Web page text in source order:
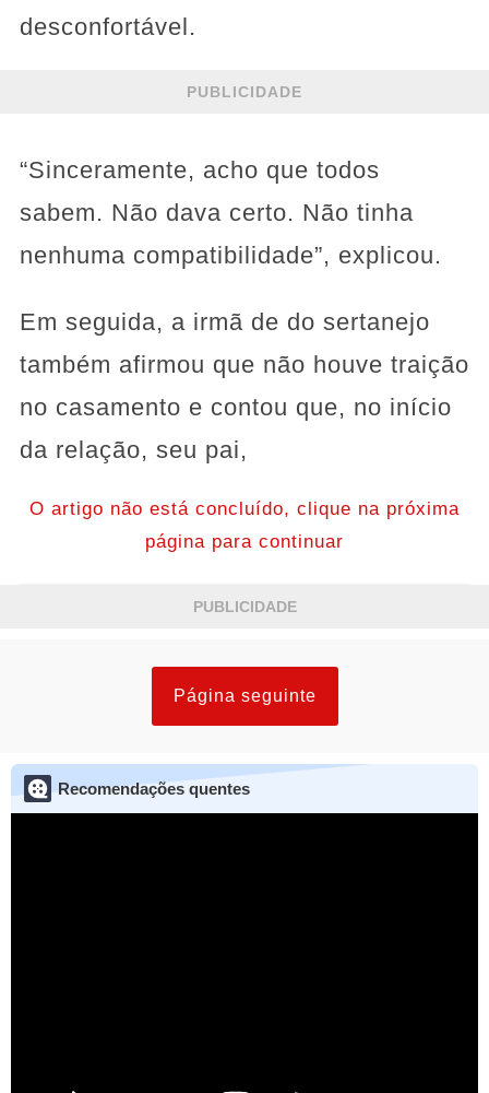
desconfortável.
PUBLICIDADE
“Sinceramente, acho que todos
sabem. Não dava certo. Não tinha
nenhuma compatibilidade”, explicou.
Em seguida, a irmã de do sertanejo
também afirmou que não houve traição
no casamento e contou que, no início
da relação, seu pai,
O artigo não está concluído, clique na próxima
página para continuar
PUBLICIDADE
Página seguinte
Recomendações quentes